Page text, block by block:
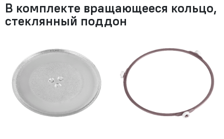
В комплекте вращающееся кольцо,
стеклянный поддон